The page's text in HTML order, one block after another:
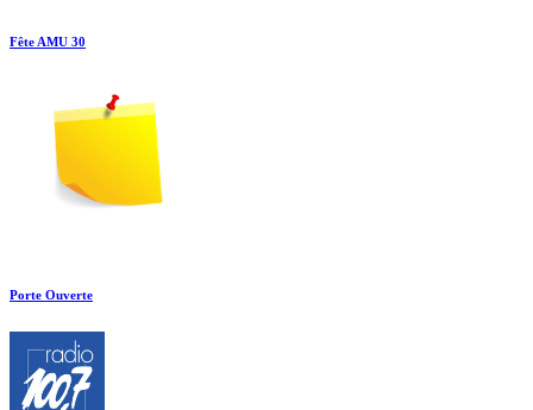
Fête AMU 30
Porte Ouverte